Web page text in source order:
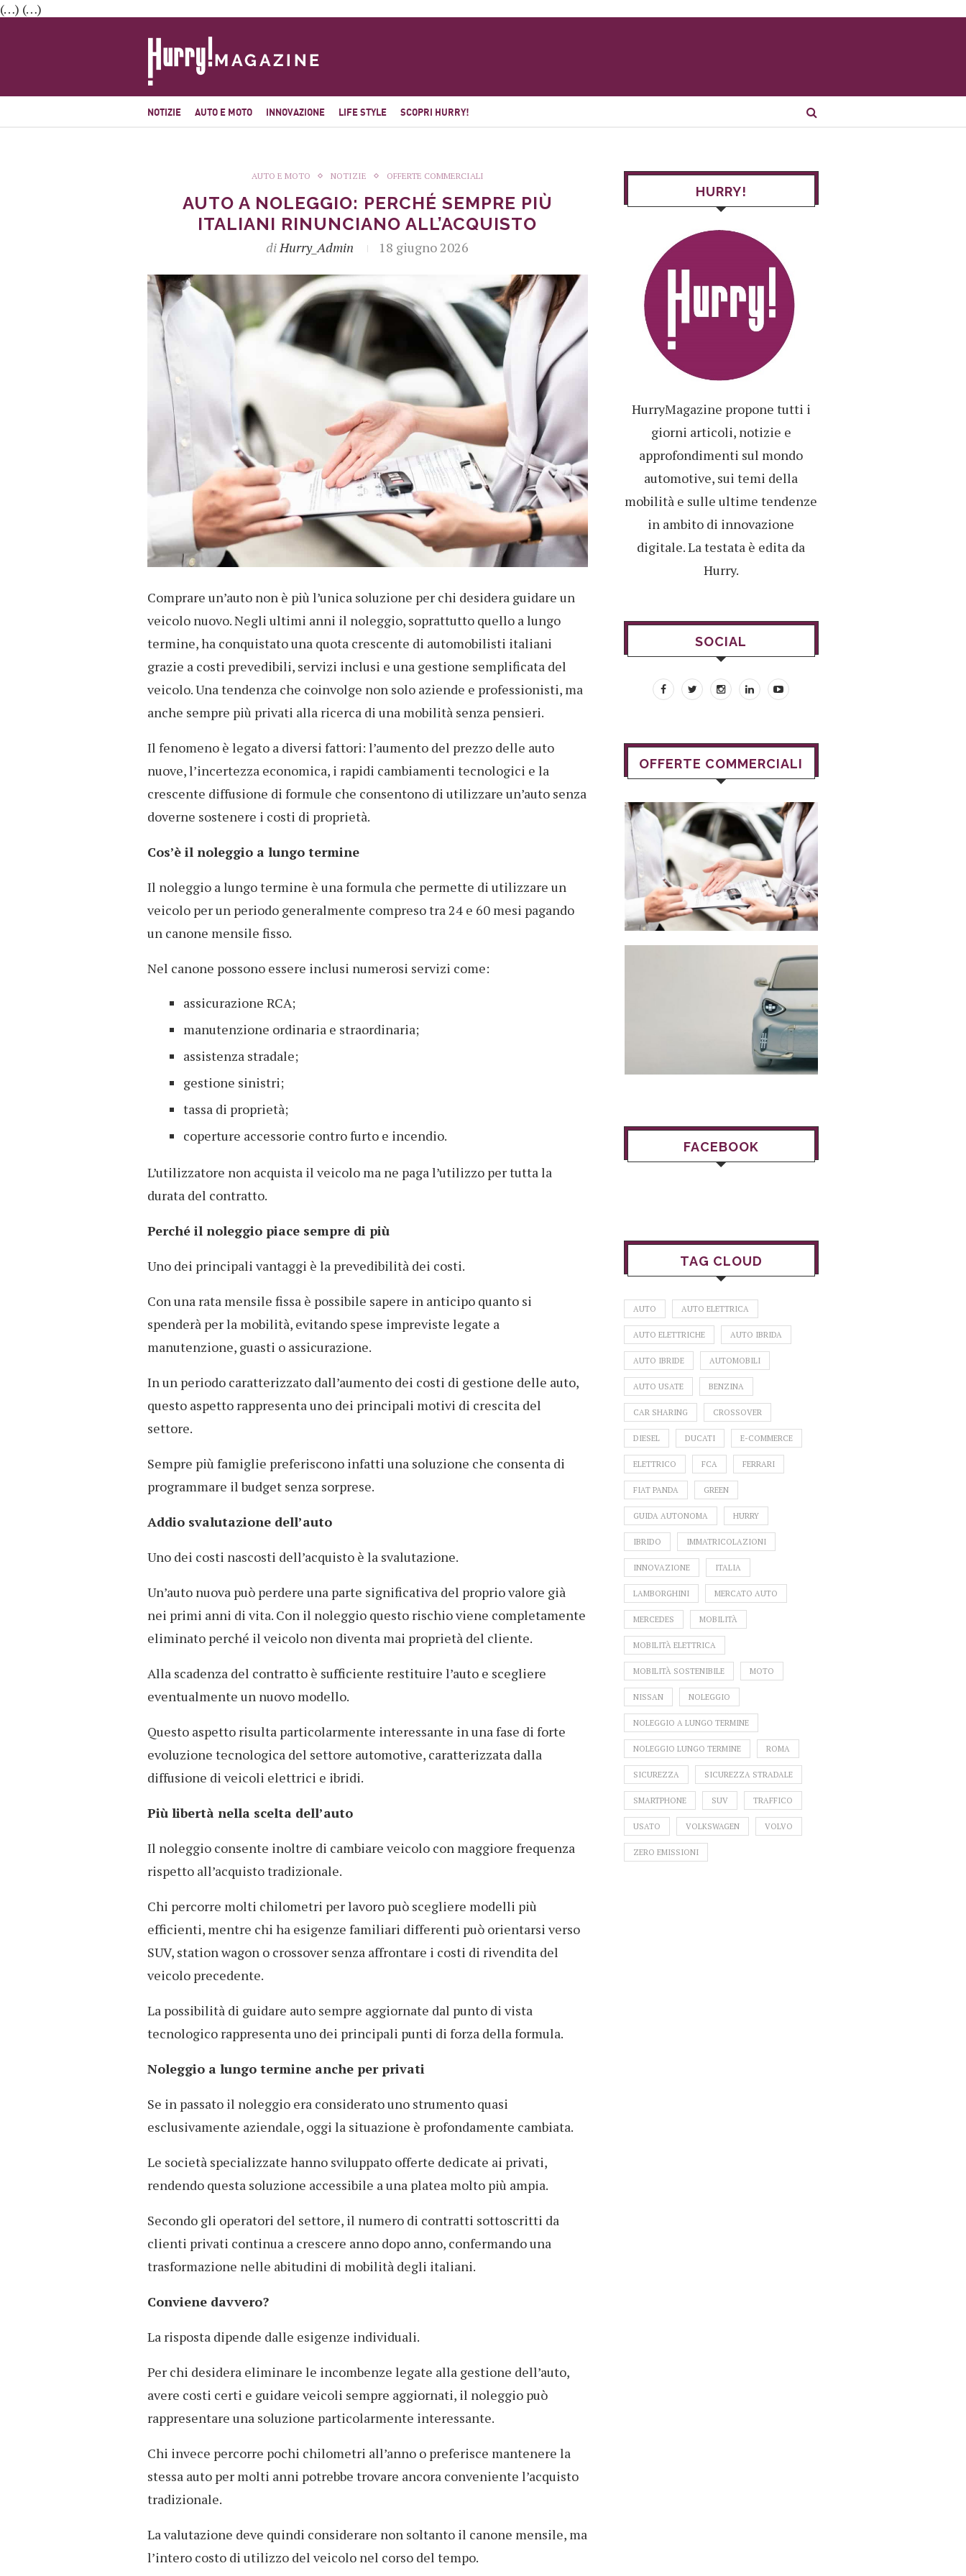
(…) (…)
NOTIZIE AUTO E MOTO INNOVAZIONE LIFE STYLE SCOPRI HURRY!
AUTO E MOTO NOTIZIE OFFERTE COMMERCIALI
AUTO A NOLEGGIO: PERCHÉ SEMPRE PIÙ
ITALIANI RINUNCIANO ALL’ACQUISTO
diHurry_Admin 18 giugno 2026
Comprare un’auto non è più l’unica soluzione per chi desidera guidare un
veicolo nuovo. Negli ultimi anni il noleggio, soprattutto quello a lungo
termine, ha conquistato una quota crescente di automobilisti italiani
grazie a costi prevedibili, servizi inclusi e una gestione semplificata del
veicolo. Una tendenza che coinvolge non solo aziende e professionisti, ma
anche sempre più privati alla ricerca di una mobilità senza pensieri.
Il fenomeno è legato a diversi fattori: l’aumento del prezzo delle auto
nuove, l’incertezza economica, i rapidi cambiamenti tecnologici e la
crescente diffusione di formule che consentono di utilizzare un’auto senza
doverne sostenere i costi di proprietà.
Cos’è il noleggio a lungo termine
Il noleggio a lungo termine è una formula che permette di utilizzare un
veicolo per un periodo generalmente compreso tra 24 e 60 mesi pagando
un canone mensile fisso.
Nel canone possono essere inclusi numerosi servizi come:
assicurazione RCA;
manutenzione ordinaria e straordinaria;
assistenza stradale;
gestione sinistri;
tassa di proprietà;
coperture accessorie contro furto e incendio.
L’utilizzatore non acquista il veicolo ma ne paga l’utilizzo per tutta la
durata del contratto.
Perché il noleggio piace sempre di più
Uno dei principali vantaggi è la prevedibilità dei costi.
Con una rata mensile fissa è possibile sapere in anticipo quanto si
spenderà per la mobilità, evitando spese impreviste legate a
manutenzione, guasti o assicurazione.
In un periodo caratterizzato dall’aumento dei costi di gestione delle auto,
questo aspetto rappresenta uno dei principali motivi di crescita del
settore.
Sempre più famiglie preferiscono infatti una soluzione che consenta di
programmare il budget senza sorprese.
Addio svalutazione dell’auto
Uno dei costi nascosti dell’acquisto è la svalutazione.
Un’auto nuova può perdere una parte significativa del proprio valore già
nei primi anni di vita. Con il noleggio questo rischio viene completamente
eliminato perché il veicolo non diventa mai proprietà del cliente.
Alla scadenza del contratto è sufficiente restituire l’auto e scegliere
eventualmente un nuovo modello.
Questo aspetto risulta particolarmente interessante in una fase di forte
evoluzione tecnologica del settore automotive, caratterizzata dalla
diffusione di veicoli elettrici e ibridi.
Più libertà nella scelta dell’auto
Il noleggio consente inoltre di cambiare veicolo con maggiore frequenza
rispetto all’acquisto tradizionale.
Chi percorre molti chilometri per lavoro può scegliere modelli più
efficienti, mentre chi ha esigenze familiari differenti può orientarsi verso
SUV, station wagon o crossover senza affrontare i costi di rivendita del
veicolo precedente.
La possibilità di guidare auto sempre aggiornate dal punto di vista
tecnologico rappresenta uno dei principali punti di forza della formula.
Noleggio a lungo termine anche per privati
Se in passato il noleggio era considerato uno strumento quasi
esclusivamente aziendale, oggi la situazione è profondamente cambiata.
Le società specializzate hanno sviluppato offerte dedicate ai privati,
rendendo questa soluzione accessibile a una platea molto più ampia.
Secondo gli operatori del settore, il numero di contratti sottoscritti da
clienti privati continua a crescere anno dopo anno, confermando una
trasformazione nelle abitudini di mobilità degli italiani.
Conviene davvero?
La risposta dipende dalle esigenze individuali.
Per chi desidera eliminare le incombenze legate alla gestione dell’auto,
avere costi certi e guidare veicoli sempre aggiornati, il noleggio può
rappresentare una soluzione particolarmente interessante.
Chi invece percorre pochi chilometri all’anno o preferisce mantenere la
stessa auto per molti anni potrebbe trovare ancora conveniente l’acquisto
tradizionale.
La valutazione deve quindi considerare non soltanto il canone mensile, ma
l’intero costo di utilizzo del veicolo nel corso del tempo.
HURRY!
HurryMagazine propone tutti i
giorni articoli, notizie e
approfondimenti sul mondo
automotive, sui temi della
mobilità e sulle ultime tendenze
in ambito di innovazione
digitale. La testata è edita da
Hurry.
SOCIAL
OFFERTE COMMERCIALI
FACEBOOK
TAG CLOUD
AUTO AUTO ELETTRICA
AUTO ELETTRICHE AUTO IBRIDA
AUTO IBRIDE AUTOMOBILI
AUTO USATE BENZINA
CAR SHARING CROSSOVER
DIESEL DUCATI E-COMMERCE
ELETTRICO FCA FERRARI
FIAT PANDA GREEN
GUIDA AUTONOMA HURRY
IBRIDO IMMATRICOLAZIONI
INNOVAZIONE ITALIA
LAMBORGHINI MERCATO AUTO
MERCEDES MOBILITÀ
MOBILITÀ ELETTRICA
MOBILITÀ SOSTENIBILE MOTO
NISSAN NOLEGGIO
NOLEGGIO A LUNGO TERMINE
NOLEGGIO LUNGO TERMINE ROMA
SICUREZZA SICUREZZA STRADALE
SMARTPHONE SUV TRAFFICO
USATO VOLKSWAGEN VOLVO
ZERO EMISSIONI